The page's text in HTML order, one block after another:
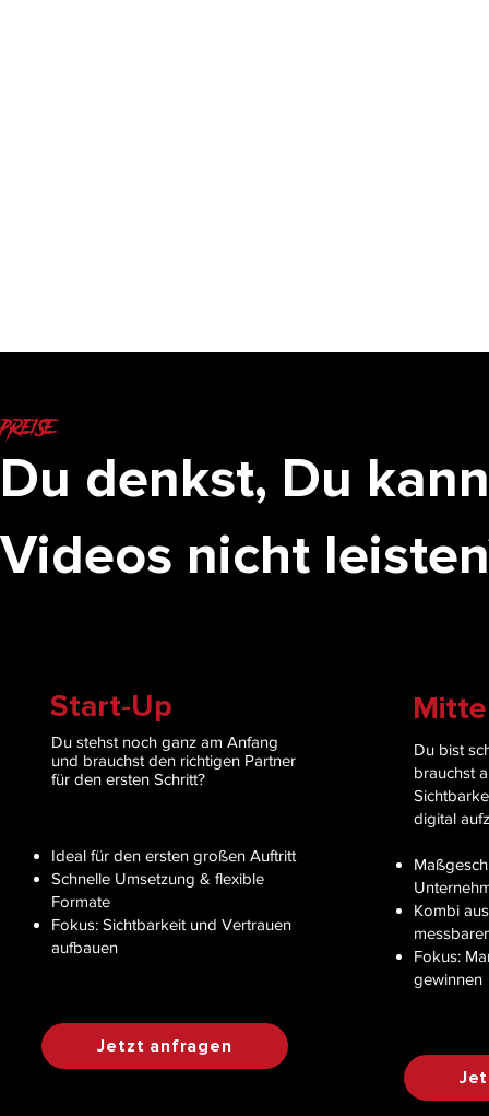
preise
Du denkst, Du
Videos nicht
Start-Up
Du stehst noch ganz am Anfang
und brauchst den richtigen Partner
für den ersten Schritt?
Ideal für den ersten großen Auftritt
Schnelle Umsetzung & flexible
Formate
Fokus: Sichtbarkeit und Vertrauen
aufbauen
Jetzt anfragen
Du bist
brauchst
digital
Kombi
Fokus:
gewinnen